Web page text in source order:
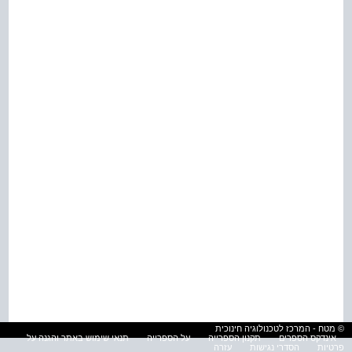
© מטח - המרכז לטכנולוגיה חינוכית
אינדקס הספרים
תקנון הספרייה על הספרייה
תנאי שימוש באתר והגנה על
פרטיות
הסדרי נגישות עזרה